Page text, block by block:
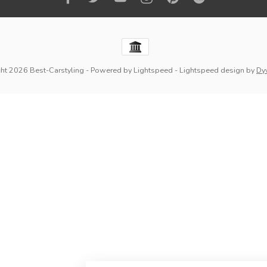
2026 Best-Carstyling - Powered by Lightspeed - Lightspeed design by